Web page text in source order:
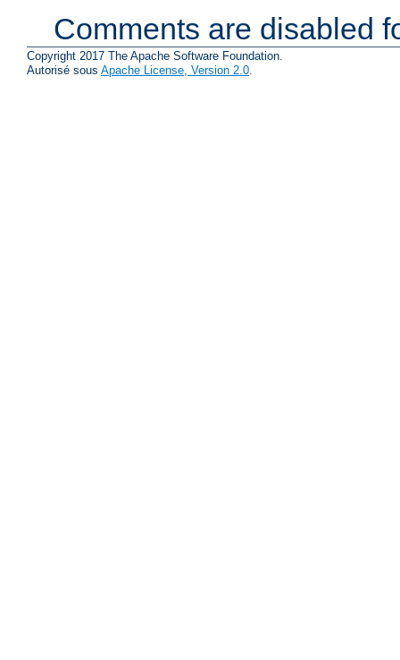
Comments are disabled
Copyright 2017 The Apache Software Foundation.
Autorisé sous Apache License, Version 2.0.